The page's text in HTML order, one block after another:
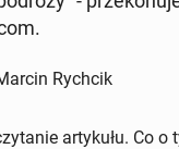
Rychcik
artykułu. Co o